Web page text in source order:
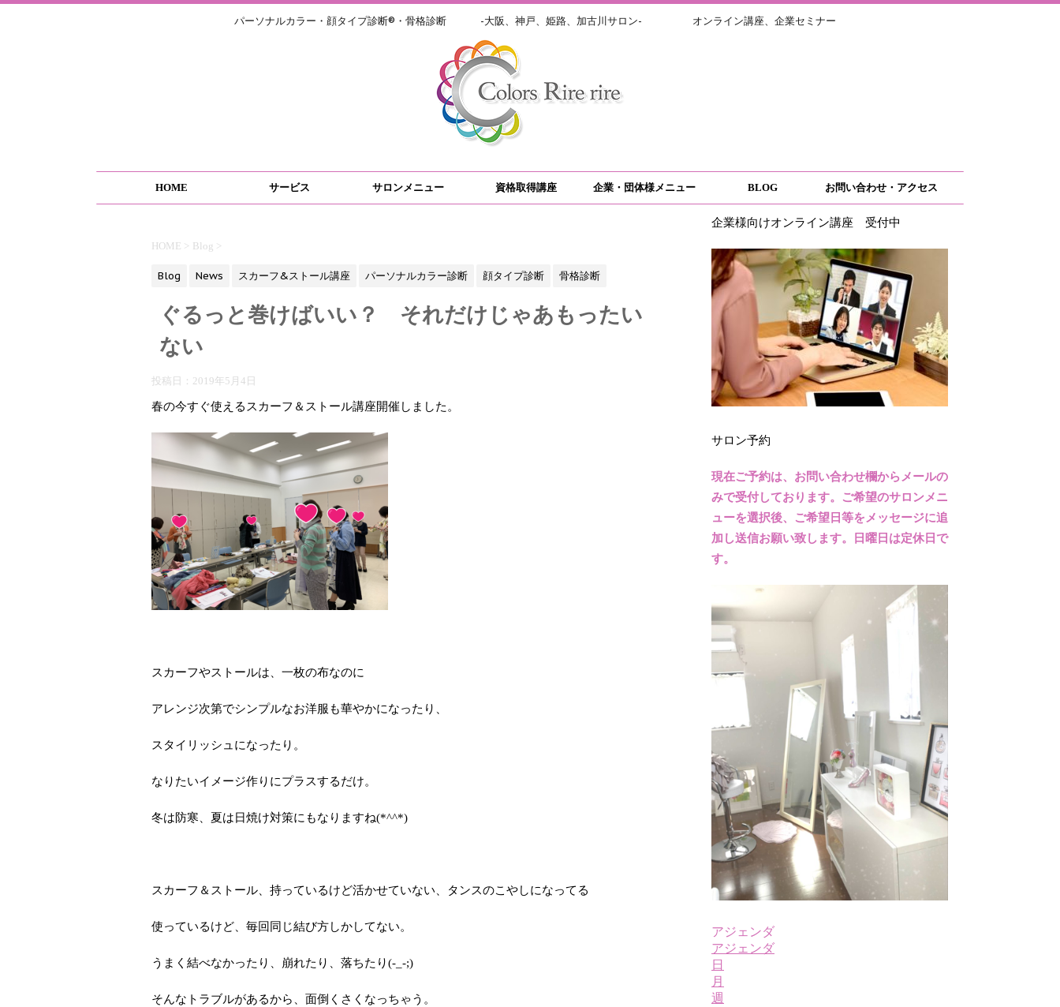
パーソナルカラー・顔タイプ診断®・骨格診断 -大阪、神戸、姫路、加古川サロン- オンライン講座、企業セミナー
HOME サービス サロンメニュー 資格取得講座 企業・団体様メニュー BLOG お問い合わせ・アクセス
HOME > Blog >
Blog News スカーフ&ストール講座 パーソナルカラー診断 顔タイプ診断 骨格診断
ぐるっと巻けばいい？ それだけじゃあもったい
ない
投稿日： 2019年5月4日
春の今すぐ使えるスカーフ＆ストール講座開催しました。
スカーフやストールは、一枚の布なのに
アレンジ次第でシンプルなお洋服も華やかになったり、
スタイリッシュになったり。
なりたいイメージ作りにプラスするだけ。
冬は防寒、夏は日焼け対策にもなりますね(*^^*)
スカーフ＆ストール、持っているけど活かせていない、タンスのこやしになってる
使っているけど、毎回同じ結び方しかしてない。
うまく結べなかったり、崩れたり、落ちたり(-_-;)
そんなトラブルがあるから、面倒くさくなっちゃう。
企業様向けオンライン講座 受付中
サロン予約
現在ご予約は、お問い合わせ欄からメールの
みで受付しております。ご希望のサロンメニ
ューを選択後、ご希望日等をメッセージに追
加し送信お願い致します。日曜日は定休日で
す。
アジェンダ
アジェンダ
日
月
週